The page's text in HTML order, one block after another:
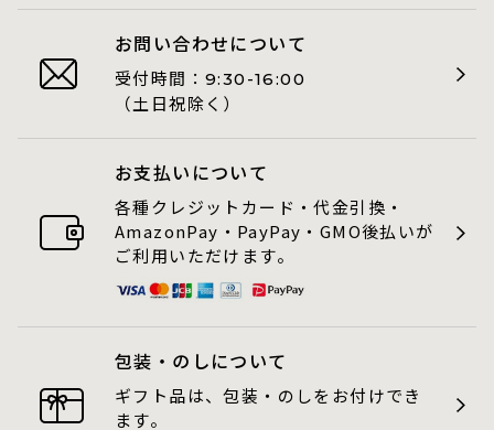
お問い合わせについて
受付時間： 9:30-16:00
（土日祝除く）
お支払いについて
各種クレジットカード・代金引換・
AmazonPay・PayPay・GMO後払いが
ご利用いただけます。
包装・のしについて
ギフト品は、包装・のしをお付けでき
ます。